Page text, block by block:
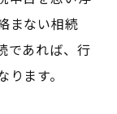
まない相続
であれば、行
ます。